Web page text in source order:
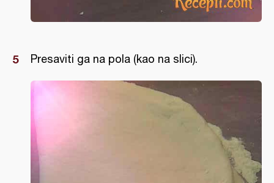
Presaviti ga na pola (kao na slici).